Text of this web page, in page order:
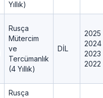
Yıllık)
Rusça
Mütercim
ve
Tercümanlık
(4 Yıllık)
DİL
2025
2024
2023
2022
Rusça